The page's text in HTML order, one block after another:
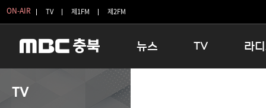
ON-AIR TV 제1FM 제2FM
뉴스 TV 라
TV